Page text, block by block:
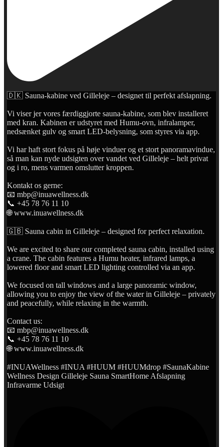
🇩🇰 Sauna-kabine ved Gilleleje – designet til perfekt afslapning.
Vi viser jer vores færdiggjorte sauna-kabine, som blev installeret
med kran. Kabinen er udstyret med Humu-ovn, infralamper,
nedsænket gulv og smart LED-belysning, som styres via app.
Vi har haft stort fokus på høje vinduer og et stort panoramavindue,
så man kan nyde udsigten over vandet ved Gilleleje – helt privat
og i ro, mens varmen omslutter kroppen.
Kontakt os gerne:
📧 mbp@inuawellness.dk
📞 +45 78 76 11 10
🌐 www.inuawellness.dk
🇬🇧 Sauna cabin in Gilleleje – designed for perfect relaxation.
We are excited to share our completed sauna cabin, installed using
a crane. The cabin features a Humu heater, infrared lamps, a
lowered floor and smart LED lighting controlled via an app.
We focused on tall windows and a large panoramic window,
allowing you to enjoy the view of the water in Gilleleje – privately
and peacefully, while relaxing in the warmth.
Contact us:
📧 mbp@inuawellness.dk
📞 +45 78 76 11 10
🌐 www.inuawellness.dk
#INUAWellness #INUA #HUUM #HUUMdrop #SaunaKabine
Wellness Design Gilleleje Sauna SmartHome Afslapning
Infravarme Udsigt